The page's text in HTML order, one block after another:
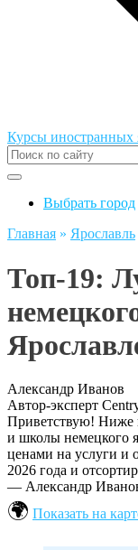
Курсы иностранных
Выбрать город
Главная » Ярославль
Топ-19:
Александр Иванов
Автор-эксперт
Приветствую! Ниже
и школы немецкого
ценами на услуги и
2026 года и
— Александр
Показать на